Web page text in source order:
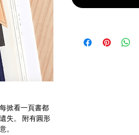
掀看一頁書都
失。 附有圓形
。